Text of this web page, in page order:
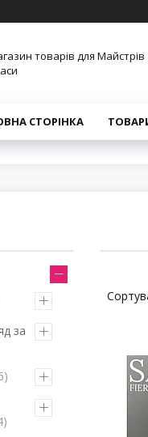
товарів для Майстрів
СТОРІНКА
за